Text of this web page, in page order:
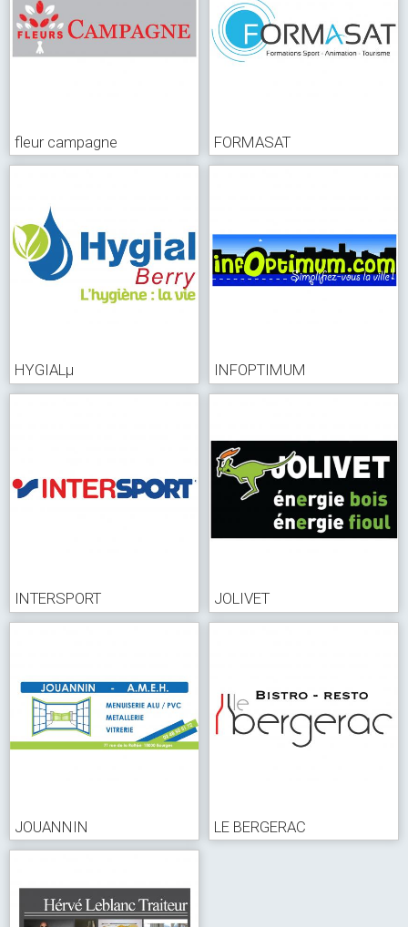
fleur campagne FORMASAT
HYGIALµ INFOPTIMUM
INTERSPORT JOLIVET
JOUANNIN LE BERGERAC